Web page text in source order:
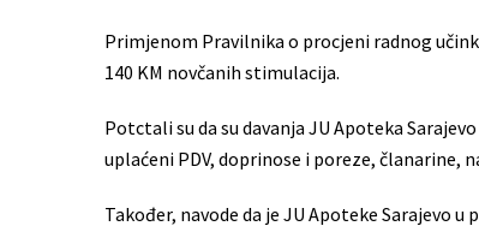
Primjenom Pravilnika o procjeni radnog
140 KM novčanih stimulacija.
Potctali su da su davanja JU Apoteka
uplaćeni PDV, doprinose i poreze, članarine,
Također, navode da je JU Apoteke